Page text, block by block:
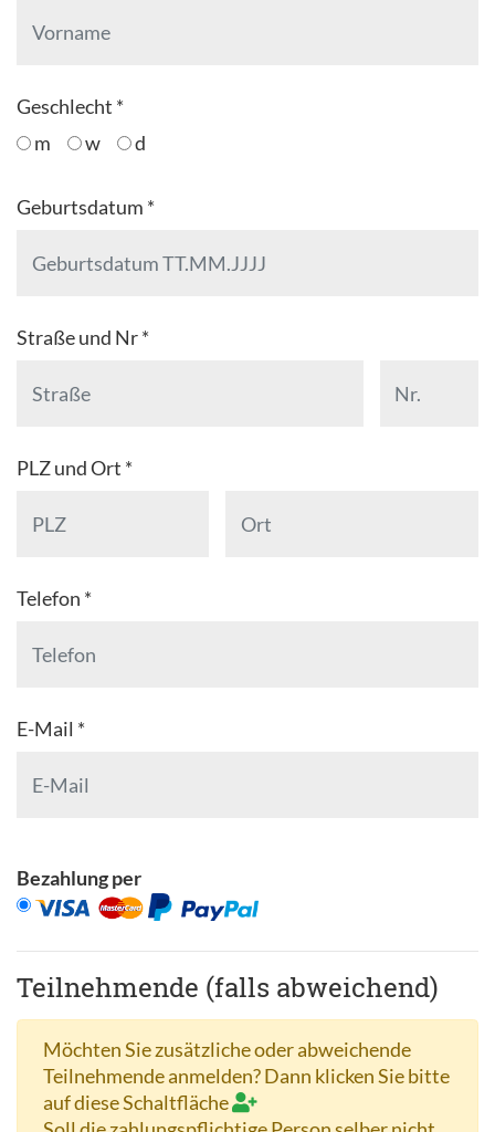
Geschlecht *
m
w d
Geburtsdatum *
Straße und Nr *
PLZ und Ort *
Telefon *
E-Mail *
Bezahlung per
Teilnehmende (falls abweichend)
Möchten Sie zusätzliche oder abweichende
Teilnehmende anmelden? Dann klicken Sie bitte
auf diese Schaltfläche